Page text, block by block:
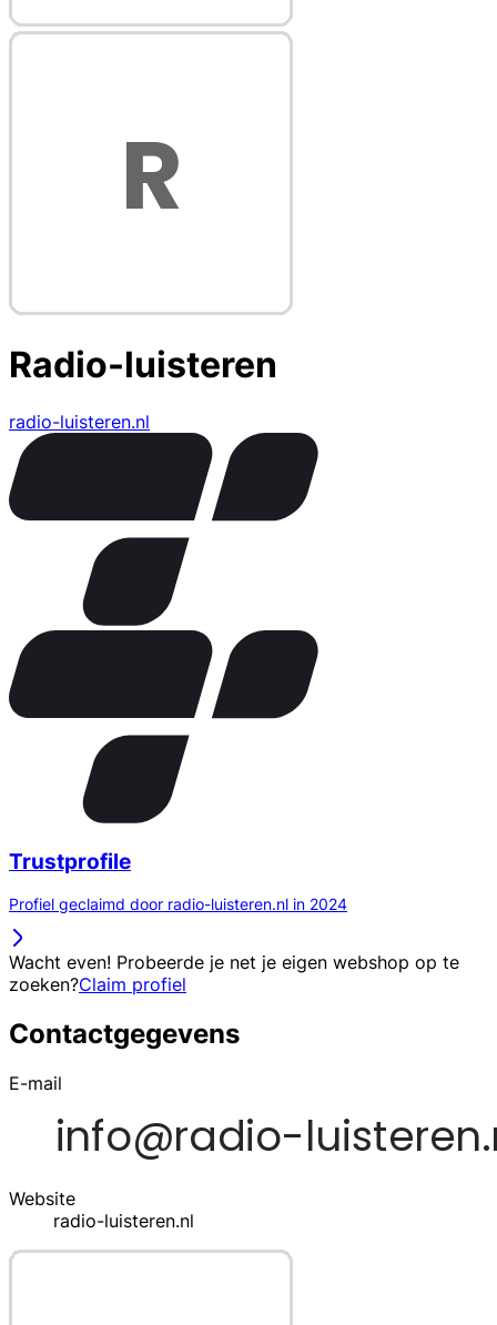
Radio-luisteren
radio-luisteren.nl
Trustprofile
Profiel geclaimd door radio-luisteren.nl in 2024
Wacht even! Probeerde je net je eigen webshop op te
zoeken?Claim profiel
Contactgegevens
E-mail
Website
radio-luisteren.nl